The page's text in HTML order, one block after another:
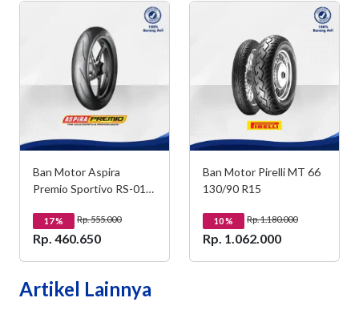
Ban Motor Aspira
Premio Sportivo RS-01
17% Rp. 555.000
Rp. 460.650
Ban Motor Pirelli MT 66
130/90 R15
10% Rp. 1.180.000
Rp. 1.062.000
Artikel Lainnya